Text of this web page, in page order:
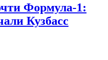
Формула-1:
Кузбасс